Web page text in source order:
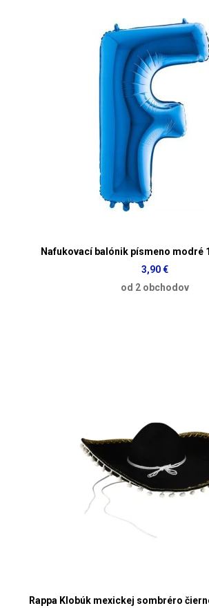
Nafukovací balónik písmeno modré
3,90 €
od 2 obchodov
Rappa Klobúk mexickej sombréro